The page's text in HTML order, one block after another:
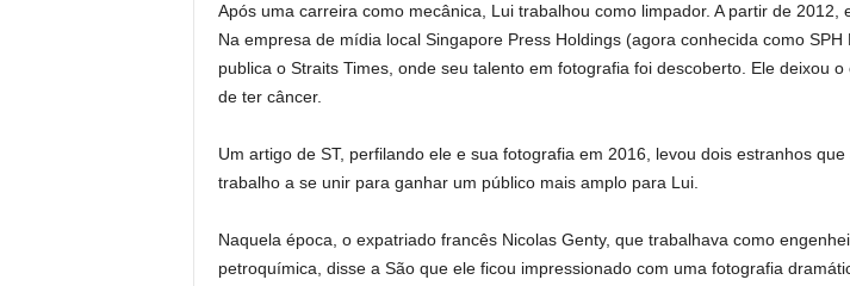
Após uma carreira como mecânica, Lui trabalhou como limpador. A partir de 2012,
Na empresa de mídia local Singapore Press Holdings (agora conhecida como SPH
publica o Straits Times, onde seu talento em fotografia foi descoberto. Ele deixou
de ter câncer.
Um artigo de ST, perfilando ele e sua fotografia em 2016, levou dois estranhos
trabalho a se unir para ganhar um público mais amplo para Lui.
Naquela época, o expatriado francês Nicolas Genty, que trabalhava como
petroquímica, disse a São que ele ficou impressionado com uma fotografia